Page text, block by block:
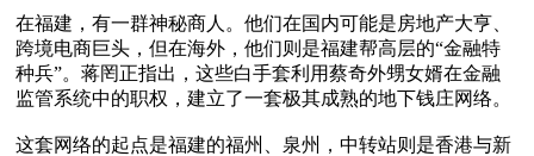
在福建，有一群神秘商人。他们在国内可能是房地产大亨、
跨境电商巨头，但在海外，他们则是福建帮高层的“金融特
种兵”。蒋罔正指出，这些白手套利用蔡奇外甥女婿在金融
监管系统中的职权，建立了一套极其成熟的地下钱庄网络。
这套网络的起点是福建的福州、泉州，中转站则是香港与新